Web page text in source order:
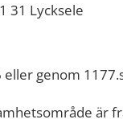
31 Lycksele
genom
är